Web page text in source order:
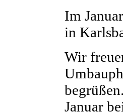
Im
in
Wir
Januar